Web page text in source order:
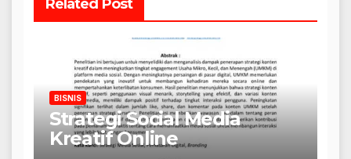
Related Post
BISNIS
Strategi Social Media
Kreatif Online